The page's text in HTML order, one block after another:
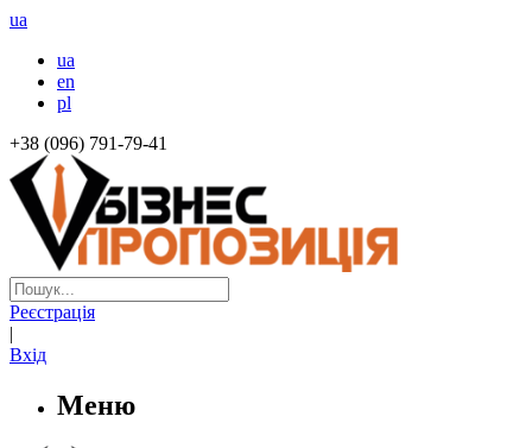
ua
ua
en
pl
+38 (096) 791-79-41
Реєстрація
|
Вхід
Меню